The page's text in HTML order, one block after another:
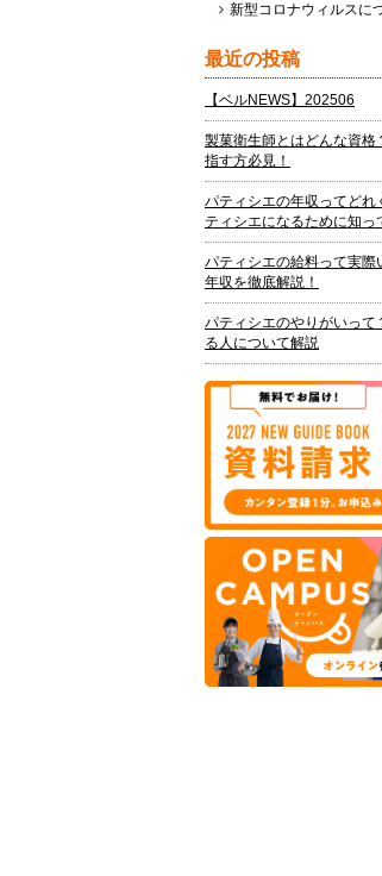
新型コロナウィルスに
最近の投稿
【ベルNEWS】202506
製菓衛生師とはどんな資格
指す方必見！
パティシエの年収ってどれ
ティシエになるために知っ
パティシエの給料って実際
年収を徹底解説！
パティシエのやりがいって
る人について解説